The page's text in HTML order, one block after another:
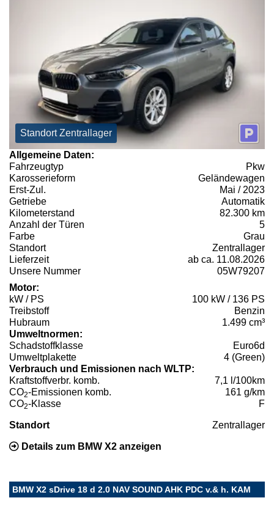
Standort Zentrallager
Allgemeine Daten:
Fahrzeugtyp
Pkw
Karosserieform
Geländewagen
Erst-Zul.
Mai / 2023
Getriebe
Automatik
Kilometerstand
82.300 km
Anzahl der Türen
5
Farbe
Grau
Standort
Zentrallager
Lieferzeit
ab ca. 11.08.2026
Unsere Nummer
05W79207
Motor:
kW / PS
100 kW / 136 PS
Treibstoff
Benzin
Hubraum
1.499 cm³
Umweltnormen:
Schadstoffklasse
Euro6d
Umweltplakette
4 (Green)
Verbrauch und Emissionen nach WLTP:
Kraftstoffverbr. komb.
7,1 l/100km
CO2-Emissionen komb.
161 g/km
CO2-Klasse F
Standort Zentrallager
Details zum BMW X2 anzeigen
BMW X2 sDrive 18 d 2.0 NAV SOUND AHK PDC v.& h. KAM